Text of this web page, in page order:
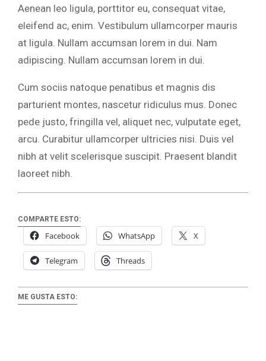
Aenean leo ligula, porttitor eu, consequat vitae,
eleifend ac, enim. Vestibulum ullamcorper mauris
at ligula. Nullam accumsan lorem in dui. Nam
adipiscing. Nullam accumsan lorem in dui.
Cum sociis natoque penatibus et magnis dis
parturient montes, nascetur ridiculus mus. Donec
pede justo, fringilla vel, aliquet nec, vulputate eget,
arcu. Curabitur ullamcorper ultricies nisi. Duis vel
nibh at velit scelerisque suscipit. Praesent blandit
laoreet nibh.
COMPARTE ESTO:
Facebook WhatsApp X
Telegram Threads
ME GUSTA ESTO: